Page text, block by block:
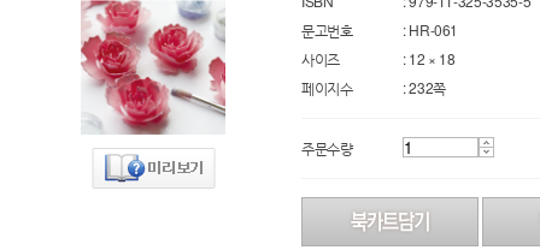
문고번호
: HR-061
사이즈
: 12 × 18
페이지수
: 232쪽
주문수량